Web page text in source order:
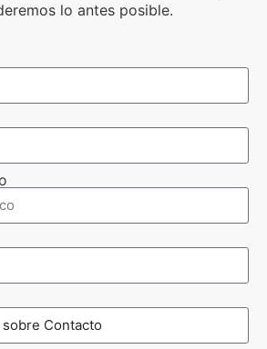
lo antes posible.